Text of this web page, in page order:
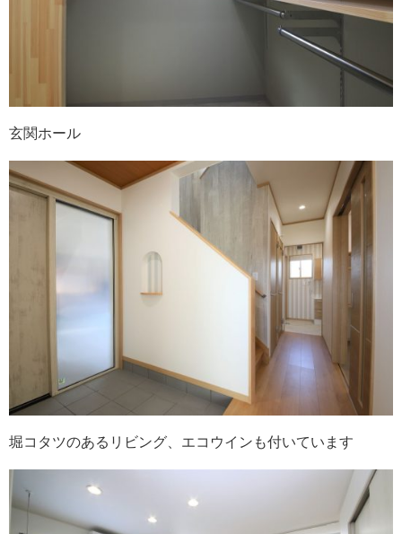
玄関ホール
堀コタツのあるリビング、エコウインも付いています